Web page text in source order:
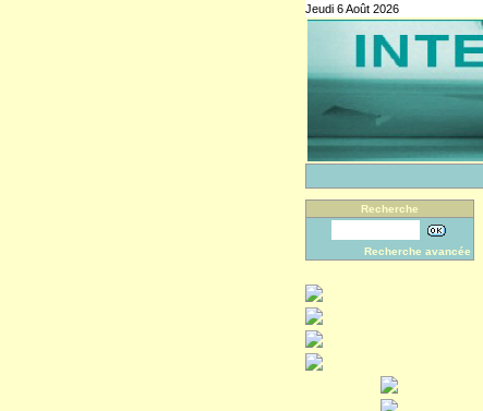
Jeudi 6 Août 2026
Recherche
Recherche avancée